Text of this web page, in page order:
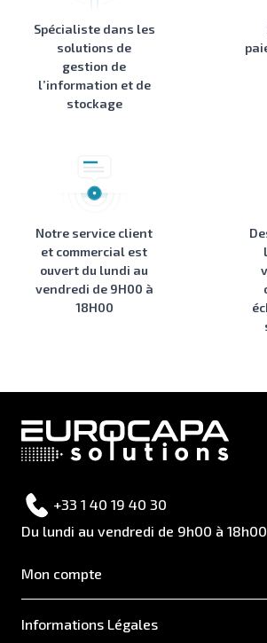
Spécialiste dans les
solutions de
gestion de
l’information et de
stockage
Notre service client
et commercial est
ouvert du lundi au
vendredi de 9H00 à
18H00
+33 1 40 19 40 30
Du lundi au vendredi de 9h00 à 18h00
Mon compte
Informations Légales